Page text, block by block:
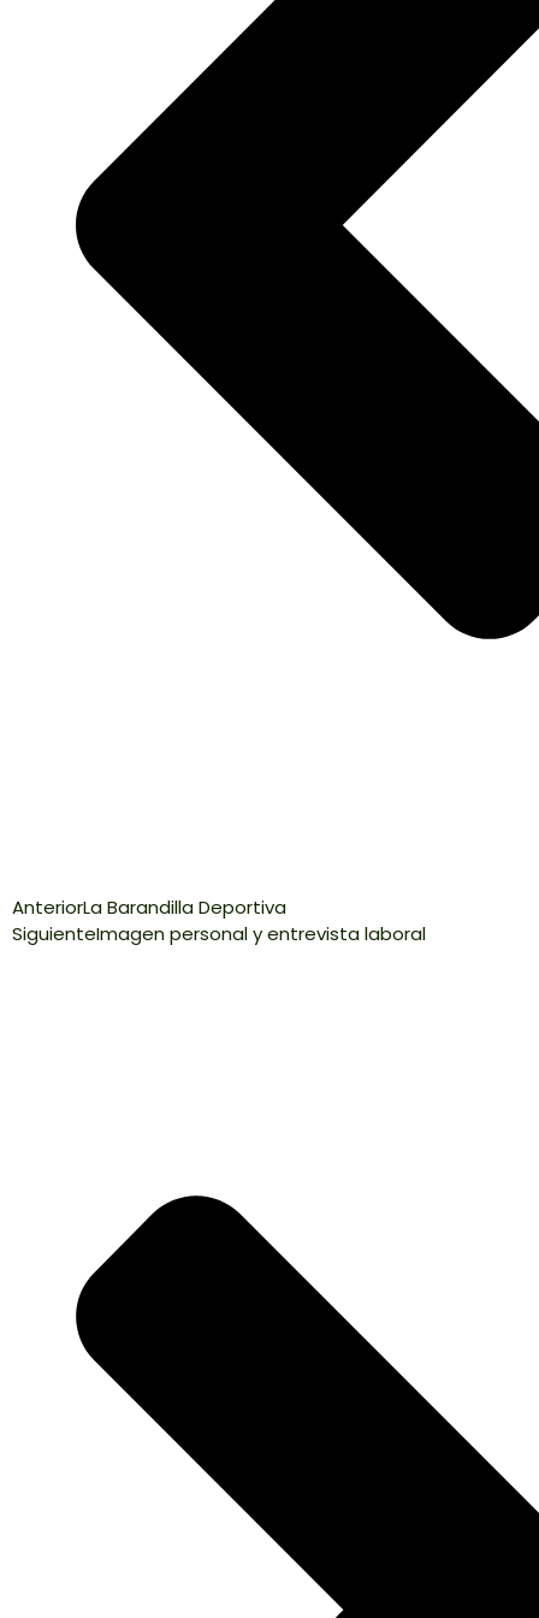
AnteriorLa Barandilla Deportiva
SiguienteImagen personal y entrevista laboral